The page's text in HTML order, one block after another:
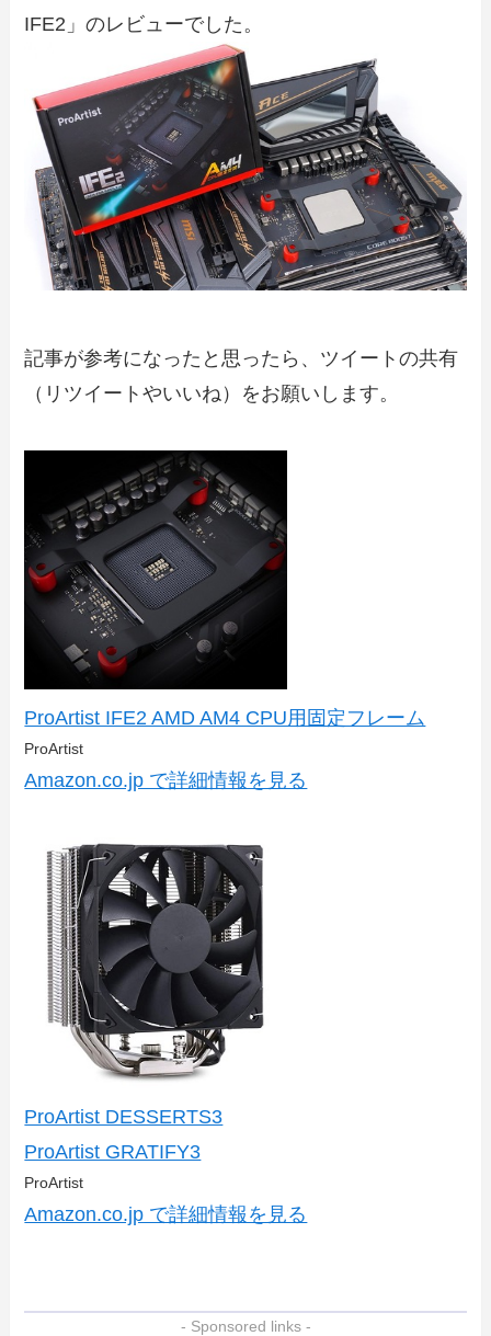
IFE2」のレビューでした。
記事が参考になったと思ったら、ツイートの共有
（リツイートやいいね）をお願いします。
ProArtist IFE2 AMD AM4 CPU用固定フレーム
ProArtist
Amazon.co.jp で詳細情報を見る
ProArtist DESSERTS3
ProArtist GRATIFY3
ProArtist
Amazon.co.jp で詳細情報を見る
- Sponsored links -